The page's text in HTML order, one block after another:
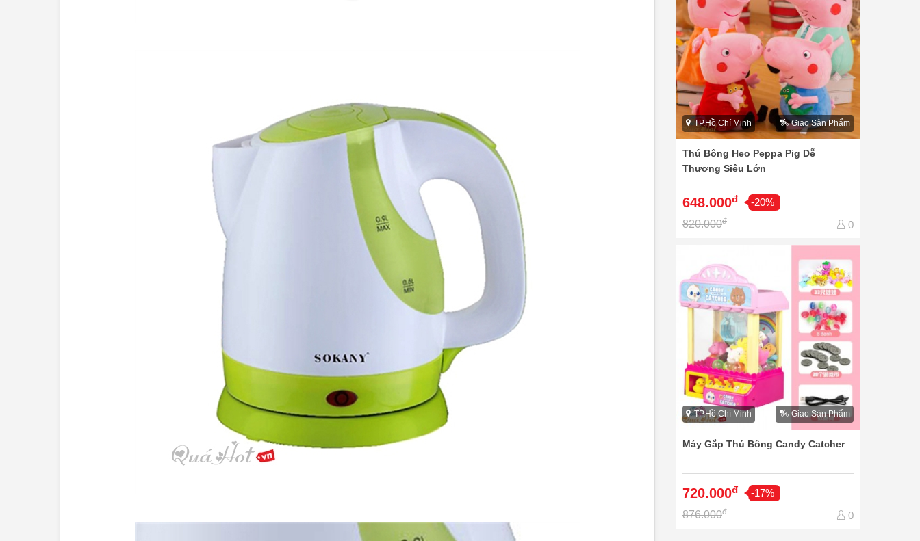
TP.Hồ Chí Minh Giao Sản Phẩm
Thú Bông Heo Peppa Pig Dễ
Thương Siêu Lớn
648.000đ
-20%
820.000đ 0
TP.Hồ Chí Minh Giao Sản Phẩm
Máy Gắp Thú Bông Candy Catcher
720.000đ
-17%
876.000đ 0